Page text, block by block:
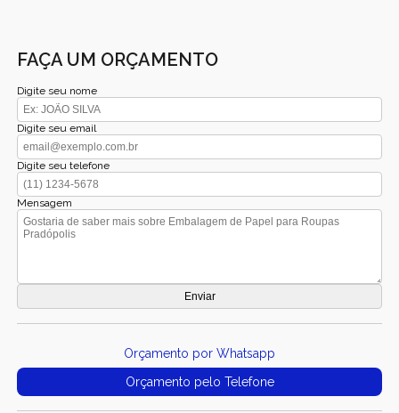
FAÇA UM ORÇAMENTO
Digite seu nome
Digite seu email
Digite seu telefone
Mensagem
Orçamento por Whatsapp
Orçamento pelo Telefone